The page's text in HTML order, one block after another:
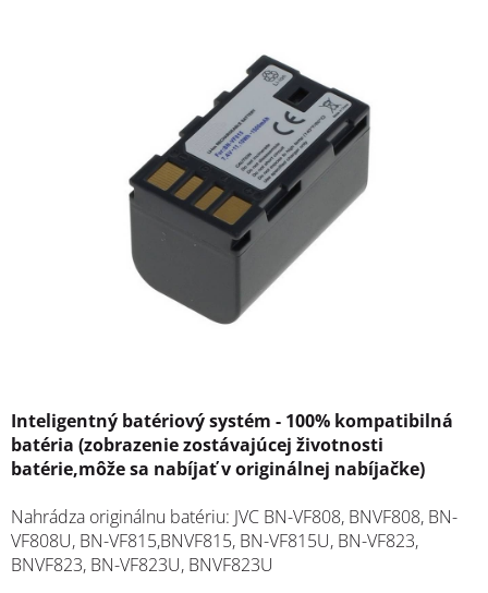
Inteligentný batériový systém - 100% kompatibilná
batéria (zobrazenie zostávajúcej životnosti
batérie,môže sa nabíjať v originálnej nabíjačke)
Nahrádza originálnu batériu: JVC BN-VF808, BNVF808, BN-
VF808U, BN-VF815,BNVF815, BN-VF815U, BN-VF823,
BNVF823, BN-VF823U, BNVF823U